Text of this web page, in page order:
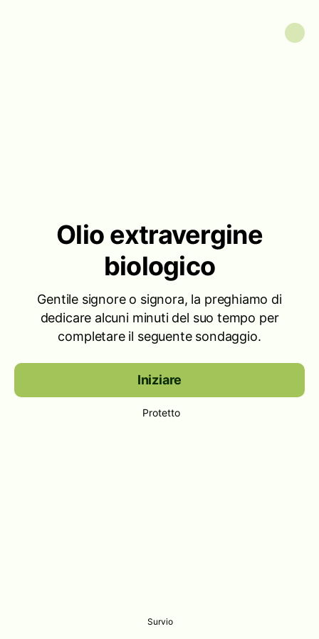
Olio extravergine
biologico
Gentile signore o signora, la preghiamo di
dedicare alcuni minuti del suo tempo per
completare il seguente sondaggio.
Iniziare
Protetto
Survio